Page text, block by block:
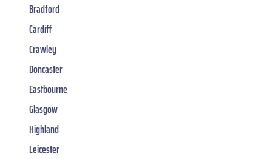
Bradford
Cardiff
Crawley
Doncaster
Eastbourne
Glasgow
Highland
Leicester